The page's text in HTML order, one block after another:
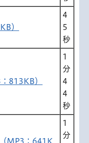
）
4
5
秒
813KB）
1
分
4
4
秒
MP3：641K
1
分